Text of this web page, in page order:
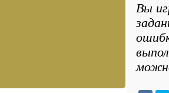
Вы